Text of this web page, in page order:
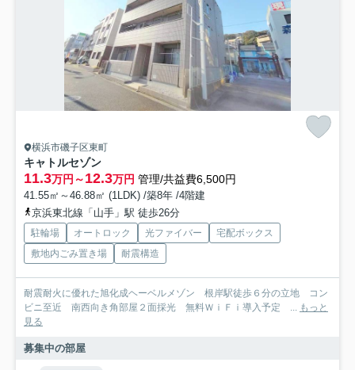
横浜市磯子区東町
キャトルセゾン
11.3万円～12.3万円 管理/共益費6,500円
41.55㎡～46.88㎡ (1LDK) /築8年 /4階建
京浜東北線「山手」駅 徒歩26分
駐輪場 オートロック 光ファイバー
宅配ボックス
敷地内ごみ置き場
耐震構造
耐震耐火に優れた旭化成ヘーベルメゾン 根岸駅徒歩６分の立地 コン
ビニ至近 南西向き角部屋２面採光 無料ＷｉＦｉ導入予定 ...
もっと
見る
募集中の部屋